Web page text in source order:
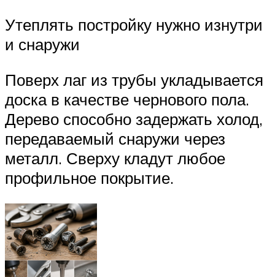
Утеплять постройку нужно изнутри
и снаружи
Поверх лаг из трубы укладывается
доска в качестве чернового пола.
Дерево способно задержать холод,
передаваемый снаружи через
металл. Сверху кладут любое
профильное покрытие.